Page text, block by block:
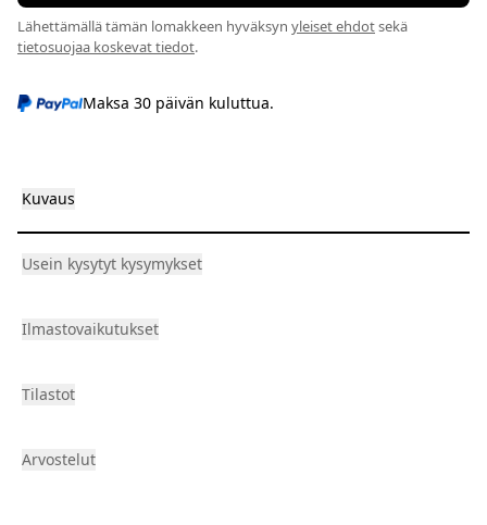
Lähettämällä tämän lomakkeen hyväksyn yleiset ehdotsekä
tietosuojaa koskevat tiedot.
Maksa 30 päivän kuluttua.
Kuvaus
Usein kysytyt kysymykset
Ilmastovaikutukset
Tilastot
Arvostelut